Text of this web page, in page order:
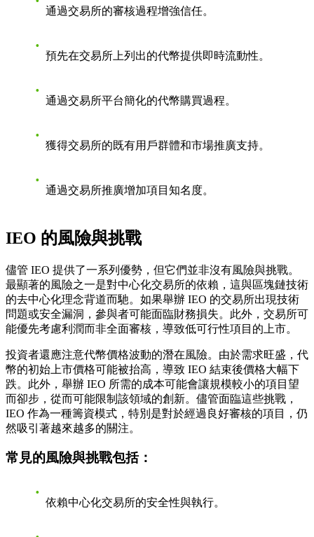
通過交易所的審核過程增強信任。
預先在交易所上列出的代幣提供即時流動性。
通過交易所平台簡化的代幣購買過程。
獲得交易所的既有用戶群體和市場推廣支持。
通過交易所推廣增加項目知名度。
IEO 的風險與挑戰
儘管 IEO 提供了一系列優勢，但它們並非沒有風險與挑戰。
最顯著的風險之一是對中心化交易所的依賴，這與區塊鏈技術
的去中心化理念背道而馳。如果舉辦 IEO 的交易所出現技術
問題或安全漏洞，參與者可能面臨財務損失。此外，交易所可
能優先考慮利潤而非全面審核，導致低可行性項目的上市。
投資者還應注意代幣價格波動的潛在風險。由於需求旺盛，代
幣的初始上市價格可能被抬高，導致 IEO 結束後價格大幅下
跌。此外，舉辦 IEO 所需的成本可能會讓規模較小的項目望
而卻步，從而可能限制該領域的創新。儘管面臨這些挑戰，
IEO 作為一種籌資模式，特別是對於經過良好審核的項目，仍
然吸引著越來越多的關注。
常見的風險與挑戰包括：
依賴中心化交易所的安全性與執行。